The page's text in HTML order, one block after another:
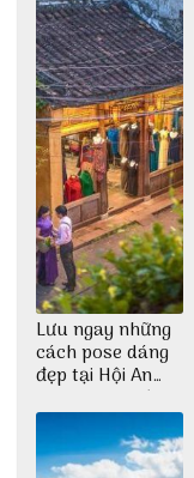
Lưu ngay những
cách pose dáng
đẹp tại Hội An
cho dân nghiện
sống ảo